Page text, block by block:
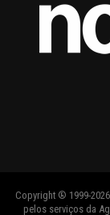
Copyright ® 1999-
pelos serviços da